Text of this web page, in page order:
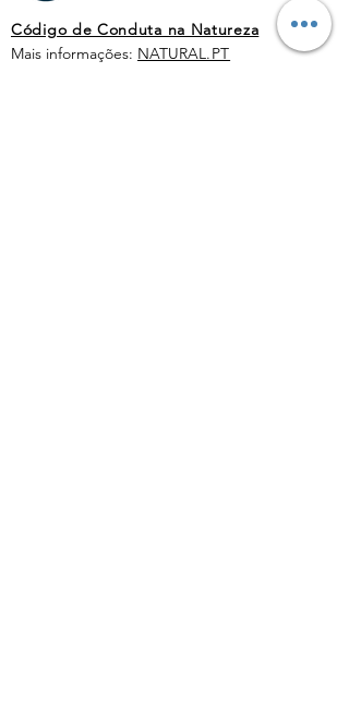
Código de Conduta na Natureza
Mais informações: NATURAL.PT